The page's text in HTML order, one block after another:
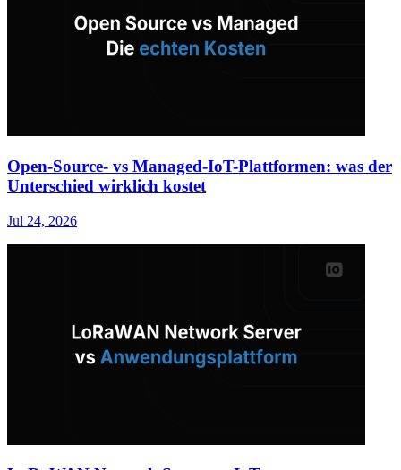
Open-Source- vs Managed-IoT-Plattformen: was der
Unterschied wirklich kostet
Jul 24, 2026